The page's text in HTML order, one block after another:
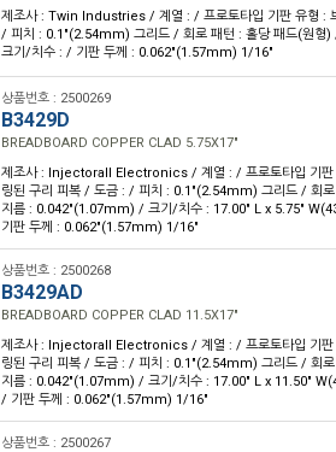
제조사 : Twin Industries / 계열 : / 프로토타입 기판 유형 :
/ 피치 : 0.1"(2.54mm) 그리드 / 회로 패턴 : 홀당 패드(원형
크기/치수 : / 기판 두께 : 0.062"(1.57mm) 1/16"
상품번호 : 2500269
B3429D
BREADBOARD COPPER CLAD 5.75X17"
제조사 : Injectorall Electronics / 계열 : / 프로토타입 기판
링된 구리 피복 / 도금 : / 피치 : 0.1"(2.54mm) 그리드 / 회
지름 : 0.042"(1.07mm) / 크기/치수 : 17.00" L x 5.75"
기판 두께 : 0.062"(1.57mm) 1/16"
상품번호 : 2500268
B3429AD
BREADBOARD COPPER CLAD 11.5X17"
제조사 : Injectorall Electronics / 계열 : / 프로토타입 기판
링된 구리 피복 / 도금 : / 피치 : 0.1"(2.54mm) 그리드 / 회
지름 : 0.042"(1.07mm) / 크기/치수 : 17.00" L x 11.50"
/ 기판 두께 : 0.062"(1.57mm) 1/16"
상품번호 : 2500267